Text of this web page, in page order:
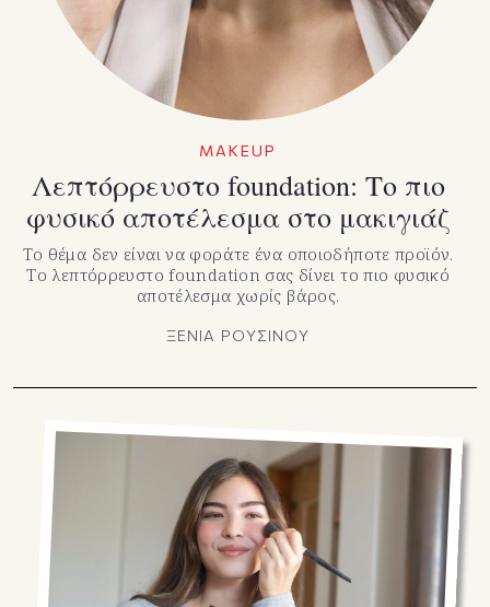
MAKEUP
Λεπτόρρευστο foundation: Το πιο
φυσικό αποτέλεσμα στο μακιγιάζ
Το θέμα δεν είναι να φοράτε ένα οποιοδήποτε προϊόν.
Το λεπτόρρευστο foundation σας δίνει το πιο φυσικό
αποτέλεσμα χωρίς βάρος.
ΞΕΝΙΑ ΡΟΥΣΙΝΟΥ